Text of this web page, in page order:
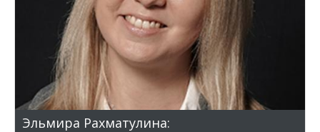
Эльмира Рахматулина: